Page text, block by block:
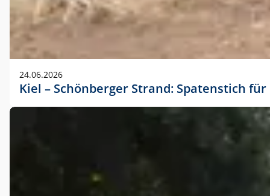
24.06.2026
Kiel – Schönberger Strand: Spatenstich